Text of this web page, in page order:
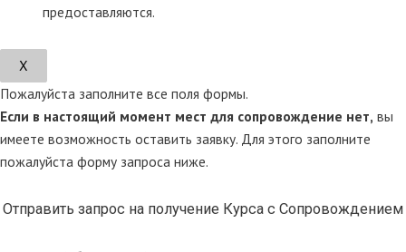
предоставляются.
Х
Пожалуйста заполните все поля формы.
Если в настоящий момент мест для сопровождение нет, вы
имеете возможность оставить заявку. Для этого заполните
пожалуйста форму запроса ниже.
Отправить запрос на получение Курса с Сопровождением